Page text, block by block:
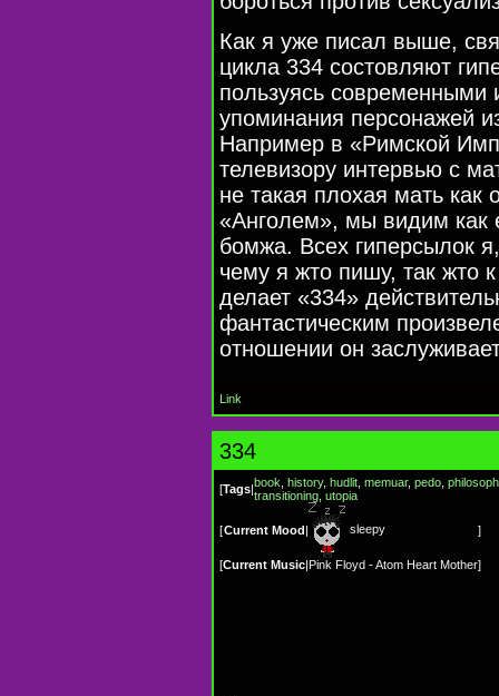
Как я уже писал выше,
цикла 334 состовляют
пользуясь современными
упоминания персонажей
Например в «Римской
телевизору интервью с
не такая плохая мать как
«Анголем», мы видим как
бомжа. Всех гиперсылок
чему я жто пишу, так жто к
делает «334»
фантастическим
отношении он
Link
334
[Tags|book history, hudlit memuar, pedo
transitioning utopia
[Current Mood| sleepy ]
[Current Music|Pink Floyd - Atom Heart Mother]